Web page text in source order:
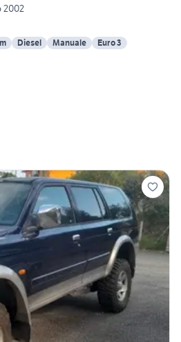
2002
Diesel Manuale Euro 3